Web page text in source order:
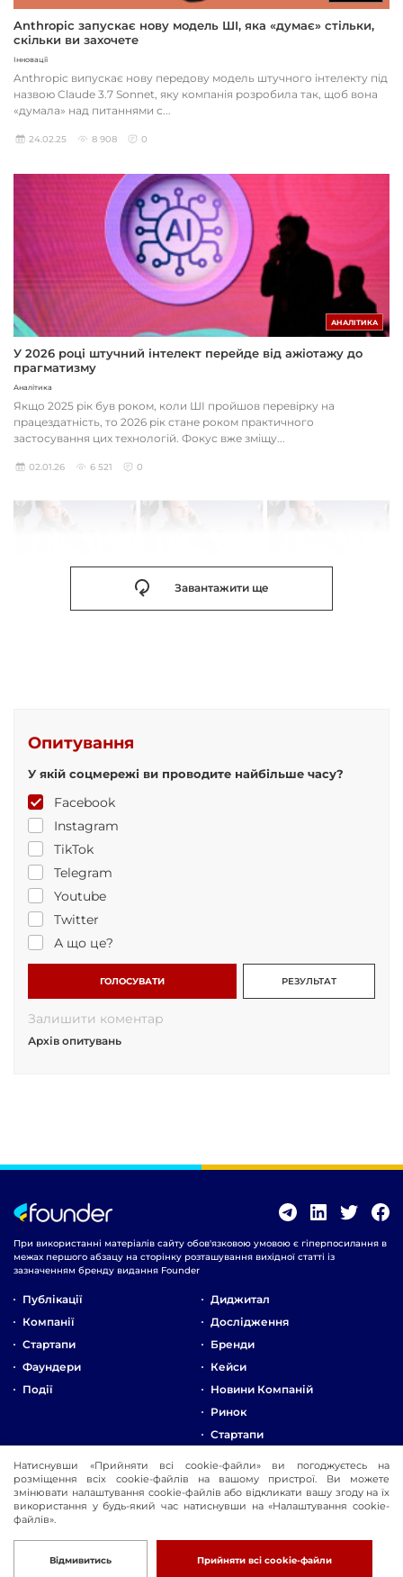
Anthropic запускає нову модель ШІ, яка «думає» стільки,
скільки ви захочете
Інновації
Anthropic випускає нову передову модель штучного інтелекту під
назвою Claude 3.7 Sonnet, яку компанія розробила так, щоб вона
«думала» над питаннями с...
24.02.25 8 908 0
АНАЛІТИКА
У 2026 році штучний інтелект перейде від ажіотажу до
прагматизму
Аналітика
Якщо 2025 рік був роком, коли ШІ пройшов перевірку на
працездатність, то 2026 рік стане роком практичного
застосування цих технологій. Фокус вже зміщу...
02.01.26 6 521 0
Завантажити ще
Опитування
У якій соцмережі ви проводите найбільше часу?
Facebook
Instagram
TikTok
Telegram
Youtube
Twitter
А що це?
ГОЛОСУВАТИ РЕЗУЛЬТАТ
Залишити коментар
Архів опитувань
При використанні матеріалів сайту обов'язковою умовою є гіперпосилання в
межах першого абзацу на сторінку розташування вихідної статті із
зазначенням бренду видання Founder
Публікації
Компанії
Стартапи
Фаундери
Події
Диджитал
Дослідження
Бренди
Кейси
Новини Компаній
Ринок
Стартапи
Про Компанію
Реклама
Контакти
© 2016-2026 Founder Розробка
Натиснувши «Прийняти всі cookie-файли» ви погоджуєтесь на
розміщення всіх cookie-файлів на вашому пристрої. Ви можете
змінювати налаштування cookie-файлів або відкликати вашу згоду на їх
використання у будь-який час натиснувши на «Налаштування cookie-
файлів».
Відмивитись Прийняти всі cookie-файли